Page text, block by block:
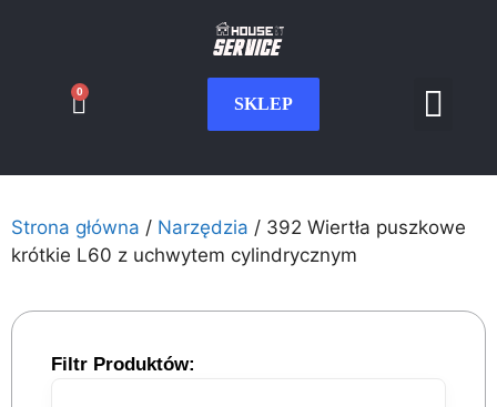
SKLEP
0
Strona główna / Narzędzia / 392 Wiertła puszkowe
krótkie L60 z uchwytem cylindrycznym
Filtr Produktów: